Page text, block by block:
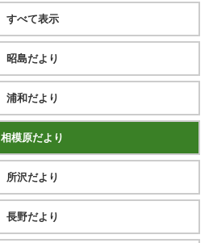
すべて表示
昭島だより
浦和だより
相模原だより
所沢だより
長野だより